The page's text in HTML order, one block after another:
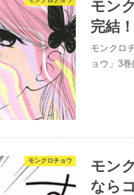
モン
完結！
モンクロ
ョウ」3
モンクロチョウ
モン
なら